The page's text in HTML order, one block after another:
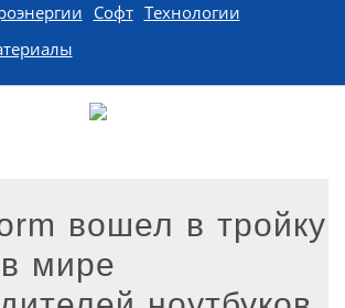
Софт Технологии
вошел в тройку
мире